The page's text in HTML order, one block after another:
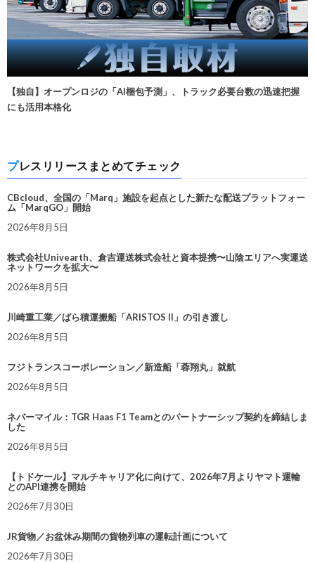
【独自】オープンロジの「AI梱包予測」、トラック必要台数の迅速把握
にも活用本格化
プレスリリースまとめてチェック
CBcloud、全国の「Marq」施設を起点とした新たな配送プラットフォー
ム「MarqGO」開始
2026年8月5日
株式会社Univearth、倉吉運送株式会社と資本提携〜山陰エリアへ実運送
ネットワークを拡大〜
2026年8月5日
川崎重工業／ばら積運搬船「ARISTOS II」の引き渡し
2026年8月5日
フジトランスコーポレーション／新造船「蓉翔丸」就航
2026年8月5日
ネバーマイル：TGR Haas F1 Teamとのパートナーシップ契約を締結しま
した
2026年8月5日
【トドケール】マルチキャリア化に向けて、2026年7月よりヤマト運輸
とのAPI連携を開始
2026年7月30日
JR貨物／お盆休み期間の貨物列車の運転計画について
2026年7月30日